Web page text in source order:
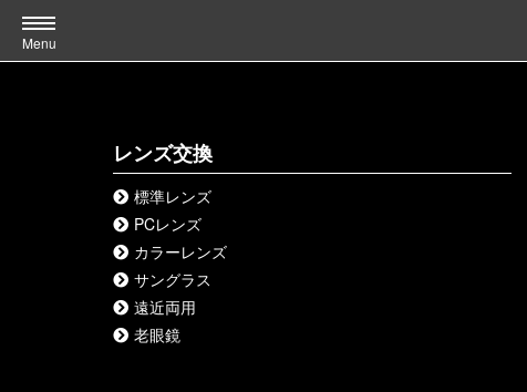
Menu
レンズ交換
標準レンズ
PCレンズ
カラーレンズ
サングラス
遠近両用
老眼鏡